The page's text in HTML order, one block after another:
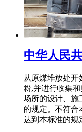
中华人民
从原煤堆放处开
粉,并进行收集
场所的设计、施
的规定。不符合
达到本标准的规